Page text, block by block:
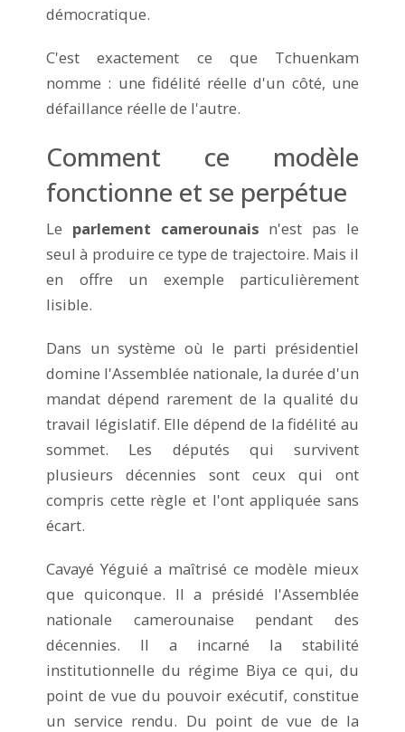
démocratique.
C'est exactement ce que Tchuenkam
nomme : une fidélité réelle d'un côté, une
défaillance réelle de l'autre.
Comment ce modèle
fonctionne et se perpétue
Le parlement camerounais n'est pas le
seul à produire ce type de trajectoire. Mais il
en offre un exemple particulièrement
lisible.
Dans un système où le parti présidentiel
domine l'Assemblée nationale, la durée d'un
mandat dépend rarement de la qualité du
travail législatif. Elle dépend de la fidélité au
sommet. Les députés qui survivent
plusieurs décennies sont ceux qui ont
compris cette règle et l'ont appliquée sans
écart.
Cavayé Yéguié a maîtrisé ce modèle mieux
que quiconque. Il a présidé l'Assemblée
nationale camerounaise pendant des
décennies. Il a incarné la stabilité
institutionnelle du régime Biya ce qui, du
point de vue du pouvoir exécutif, constitue
un service rendu. Du point de vue de la